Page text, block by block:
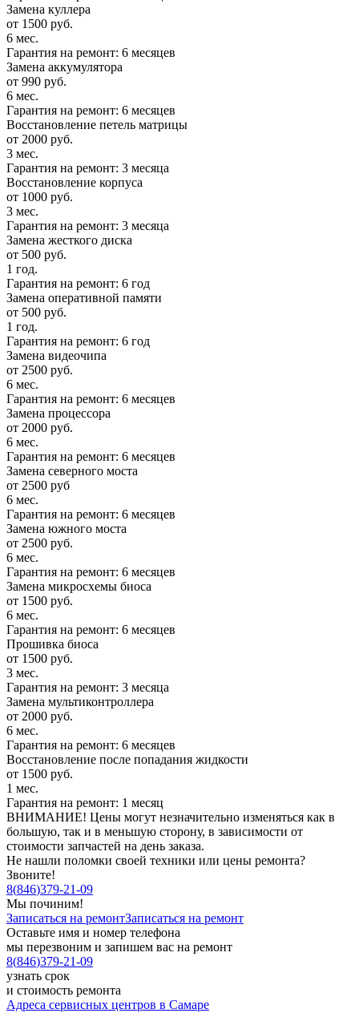
Замена куллера
от 1500 руб.
6 мес.
Гарантия на ремонт: 6 месяцев
Замена аккумулятора
от 990 руб.
6 мес.
Гарантия на ремонт: 6 месяцев
Восстановление петель матрицы
от 2000 руб.
3 мес.
Гарантия на ремонт: 3 месяца
Восстановление корпуса
от 1000 руб.
3 мес.
Гарантия на ремонт: 3 месяца
Замена жесткого диска
от 500 руб.
1 год.
Гарантия на ремонт: 6 год
Замена оперативной памяти
от 500 руб.
1 год.
Гарантия на ремонт: 6 год
Замена видеочипа
от 2500 руб.
6 мес.
Гарантия на ремонт: 6 месяцев
Замена процессора
от 2000 руб.
6 мес.
Гарантия на ремонт: 6 месяцев
Замена северного моста
от 2500 руб
6 мес.
Гарантия на ремонт: 6 месяцев
Замена южного моста
от 2500 руб.
6 мес.
Гарантия на ремонт: 6 месяцев
Замена микросхемы биоса
от 1500 руб.
6 мес.
Гарантия на ремонт: 6 месяцев
Прошивка биоса
от 1500 руб.
3 мес.
Гарантия на ремонт: 3 месяца
Замена мультиконтроллера
от 2000 руб.
6 мес.
Гарантия на ремонт: 6 месяцев
Восстановление после попадания жидкости
от 1500 руб.
1 мес.
Гарантия на ремонт: 1 месяц
ВНИМАНИЕ! Цены могут незначительно изменяться как в
большую, так и в меньшую сторону, в зависимости от
стоимости запчастей на день заказа.
Не нашли поломки своей техники или цены ремонта?
Звоните!
8(846)379-21-09
Мы починим!
Записаться на ремонтЗаписаться на ремонт
Оставьте имя и номер телефона
мы перезвоним и запишем вас на ремонт
8(846)379-21-09
узнать срок
и стоимость ремонта
Адреса сервисных центров в Самаре